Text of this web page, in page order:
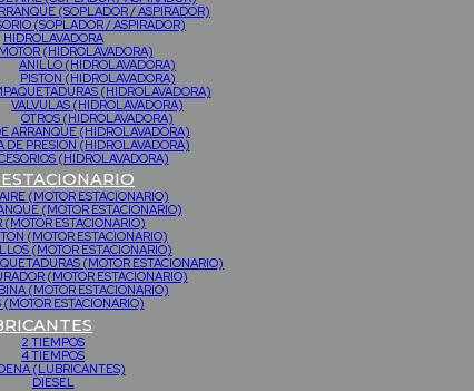
(SOPLADOR / ASPIRADOR)
(SOPLADOR / ASPIRADOR)
HIDROLAVADORA
MOTOR (HIDROLAVADORA)
ANILLO (HIDROLAVADORA)
PISTON (HIDROLAVADORA)
(HIDROLAVADORA)
VALVULAS (HIDROLAVADORA)
OTROS (HIDROLAVADORA)
ARRANQUE (HIDROLAVADORA)
DE PRESION (HIDROLAVADORA)
(HIDROLAVADORA)
(MOTOR ESTACIONARIO)
(MOTOR ESTACIONARIO)
(MOTOR ESTACIONARIO)
(MOTOR ESTACIONARIO)
(MOTOR ESTACIONARIO)
(MOTOR ESTACIONARIO)
(MOTOR ESTACIONARIO)
(MOTOR ESTACIONARIO)
(MOTOR ESTACIONARIO)
2 TIEMPOS
4 TIEMPOS
(LUBRICANTES)
DIESEL